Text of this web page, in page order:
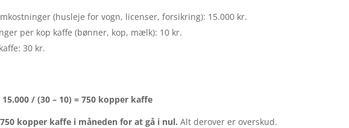
(husleje for vogn, licenser, forsikring): 15.000 kr.
per kop kaffe (bønner, kop, mælk): 10 kr.
30 kr.
/ (30 – 10) = 750 kopper kaffe
kopper kaffe i måneden for at gå i nul. Alt derover er overskud.